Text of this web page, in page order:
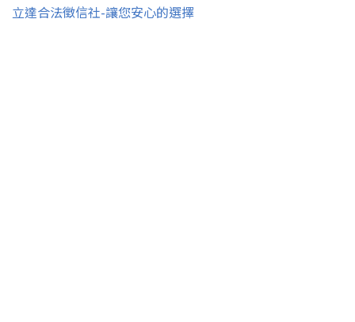
立達合法徵信社-讓您安心的選擇